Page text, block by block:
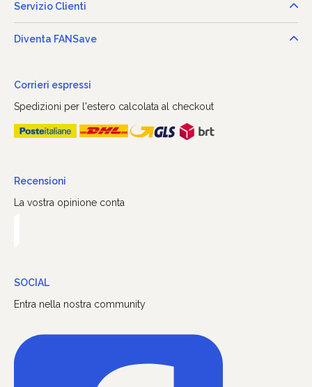
Servizio Clienti
Diventa FANSave
Corrieri espressi
Spedizioni per l'estero calcolata al checkout
Recensioni
La vostra opinione conta
SOCIAL
Entra nella nostra community